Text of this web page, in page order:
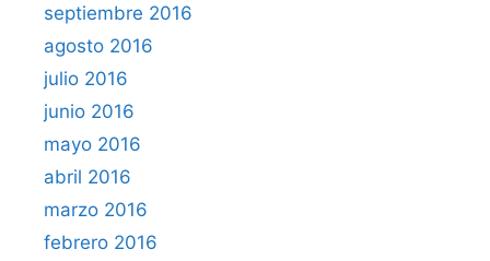
septiembre 2016
agosto 2016
julio 2016
junio 2016
mayo 2016
abril 2016
marzo 2016
febrero 2016